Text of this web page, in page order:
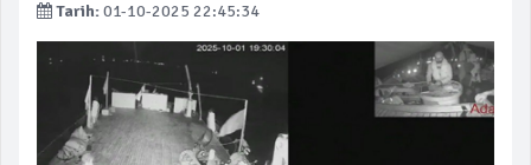
Tarih:01-10-2025 22:45:34